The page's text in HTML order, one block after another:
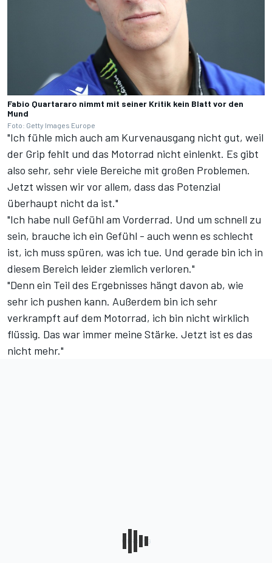
Fabio Quartararo nimmt mit seiner Kritik kein Blatt vor den
Mund
Foto: Getty Images Europe
"Ich fühle mich auch am Kurvenausgang nicht gut, weil
der Grip fehlt und das Motorrad nicht einlenkt. Es gibt
also sehr, sehr viele Bereiche mit großen Problemen.
Jetzt wissen wir vor allem, dass das Potenzial
überhaupt nicht da ist."
"Ich habe null Gefühl am Vorderrad. Und um schnell zu
sein, brauche ich ein Gefühl - auch wenn es schlecht
ist, ich muss spüren, was ich tue. Und gerade bin ich in
diesem Bereich leider ziemlich verloren."
"Denn ein Teil des Ergebnisses hängt davon ab, wie
sehr ich pushen kann. Außerdem bin ich sehr
verkrampft auf dem Motorrad, ich bin nicht wirklich
flüssig. Das war immer meine Stärke. Jetzt ist es das
nicht mehr."